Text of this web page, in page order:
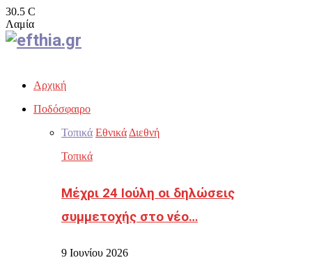
30.5 C
Λαμία
Facebook
Twitter
Instagram
Youtube
Email
Αρχική
Ποδόσφαιρο
Τοπικά Εθνικά Διεθνή
Τοπικά
Μέχρι 24 Ιούλη οι δηλώσεις
συμμετοχής στο νέο…
9 Ιουνίου 2026